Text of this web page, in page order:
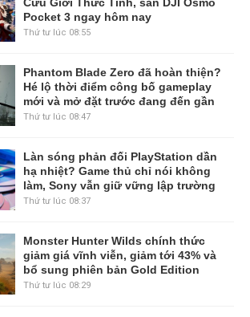
Pocket 3 ngay hôm nay
Thứ tư lúc 08:55
Phantom Blade Zero đã hoàn thiện?
Hé lộ thời điểm công bố gameplay
mới và mở đặt trước đang đến gần
Thứ tư lúc 08:47
Làn sóng phản đối PlayStation dần
hạ nhiệt? Game thủ chỉ nói không
làm, Sony vẫn giữ vững lập trường
Thứ tư lúc 08:37
Monster Hunter Wilds chính thức
giảm giá vĩnh viễn, giảm tới 43% và
bổ sung phiên bản Gold Edition
Thứ tư lúc 08:29